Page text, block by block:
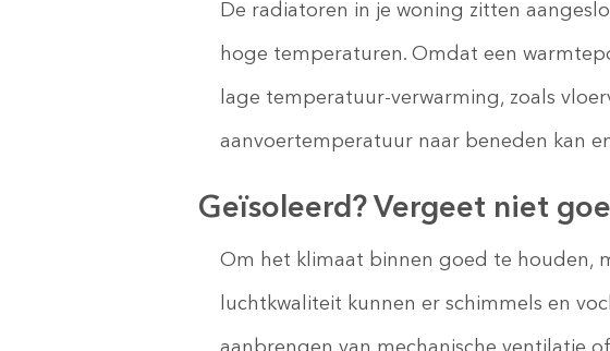
De radiatoren in je woning zitten
hoge temperaturen. Omdat een
lage temperatuur-verwarming, zoals
aanvoertemperatuur naar beneden kan
Geïsoleerd? Vergeet niet
Om het klimaat binnen goed te houden,
luchtkwaliteit kunnen er schimmels en